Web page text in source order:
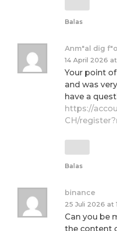
Balas
Anm"al dig
14 April 2026 at
Your point
and was
have a
https://
CH/
Balas
binance
25 Juli 2026 at
Can you be
the content